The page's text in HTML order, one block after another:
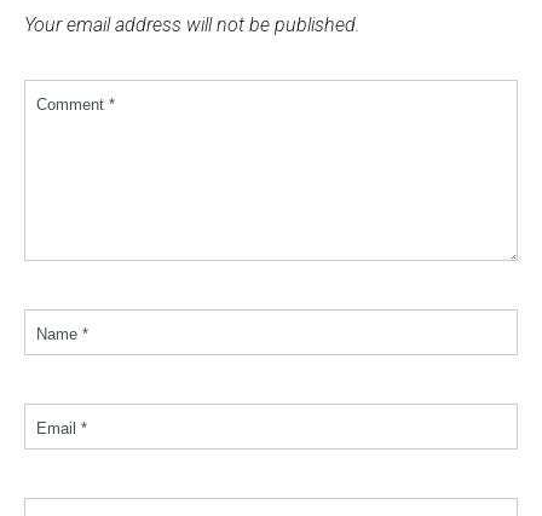
Your email address will not be published.
Comment *
Name *
Email *